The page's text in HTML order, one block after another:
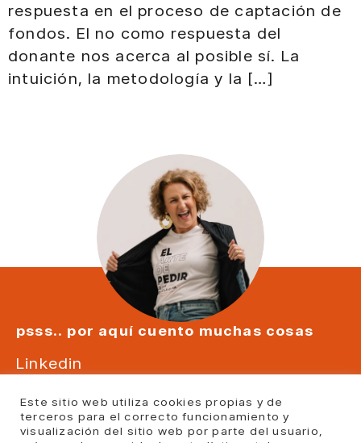
respuesta en el proceso de captación de
fondos. El no como respuesta del
donante nos acerca al posible sí. La
intuición, la metodología y la […]
psss.. por aquí cuento muchas cosas
Linkedin
Youtube
Facebook
Este sitio web utiliza cookies propias y de
terceros para el correcto funcionamiento y
visualización del sitio web por parte del usuario,